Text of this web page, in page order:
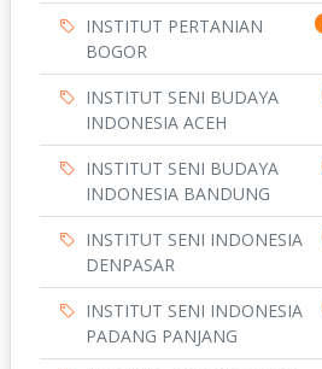
INSTITUT PERTANIAN
BOGOR
INSTITUT SENI BUDAYA
INDONESIA ACEH
INSTITUT SENI BUDAYA
INDONESIA BANDUNG
INSTITUT SENI INDONESIA
DENPASAR
INSTITUT SENI INDONESIA
PADANG PANJANG